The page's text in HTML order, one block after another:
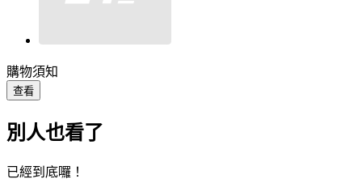
購物須知
查看
別人也看了
已經到底囉！